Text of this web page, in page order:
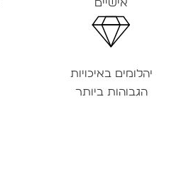
אישיים
יהלומים באיכויות
הגבוהות ביותר